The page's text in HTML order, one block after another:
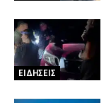
ΕΙΔΗΣΕΙΣ